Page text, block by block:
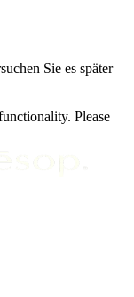
Sie es später
Please